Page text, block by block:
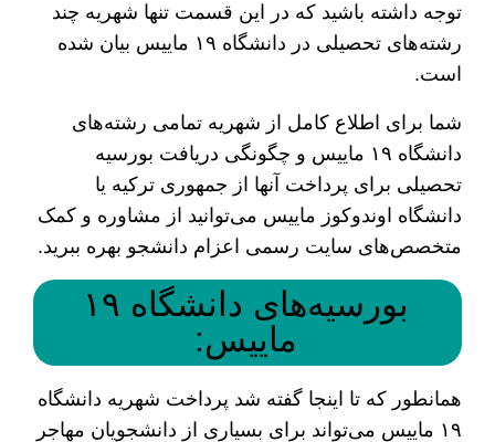
توجه داشته باشید که در این قسمت تنها شهریه چند
رشته‌های تحصیلی در دانشگاه ۱۹ ماییس بیان شده
است.
شما برای اطلاع کامل از شهریه تمامی رشته‌های
دانشگاه ۱۹ ماییس و چگونگی دریافت بورسیه
تحصیلی برای پرداخت آنها از جمهوری ترکیه یا
دانشگاه اوندوکوز ماییس می‌توانید از مشاوره و کمک
متخصص‌های سایت رسمی اعزام دانشجو بهره ببرید.
بورسیه‌های دانشگاه ۱۹
ماییس:
همانطور که تا اینجا گفته شد پرداخت شهریه دانشگاه
۱۹ ماییس می‌تواند برای بسیاری از دانشجویان مهاجر